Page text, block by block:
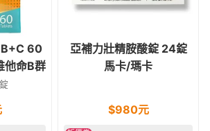
60
他命B群
亞補力壯精胺酸錠 24錠
馬卡/瑪卡
$980元